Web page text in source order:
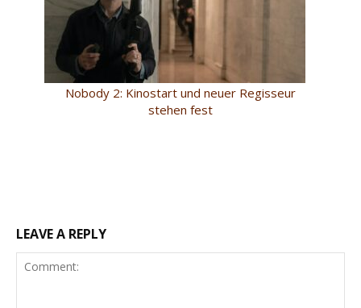
Nobody 2: Kinostart und neuer Regisseur
stehen fest
LEAVE A REPLY